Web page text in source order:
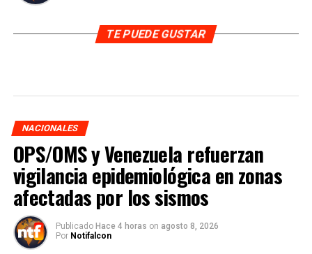
TE PUEDE GUSTAR
NACIONALES
OPS/OMS y Venezuela refuerzan
vigilancia epidemiológica en zonas
afectadas por los sismos
Publicado Hace 4 horas on agosto 8, 2026
Por Notifalcon